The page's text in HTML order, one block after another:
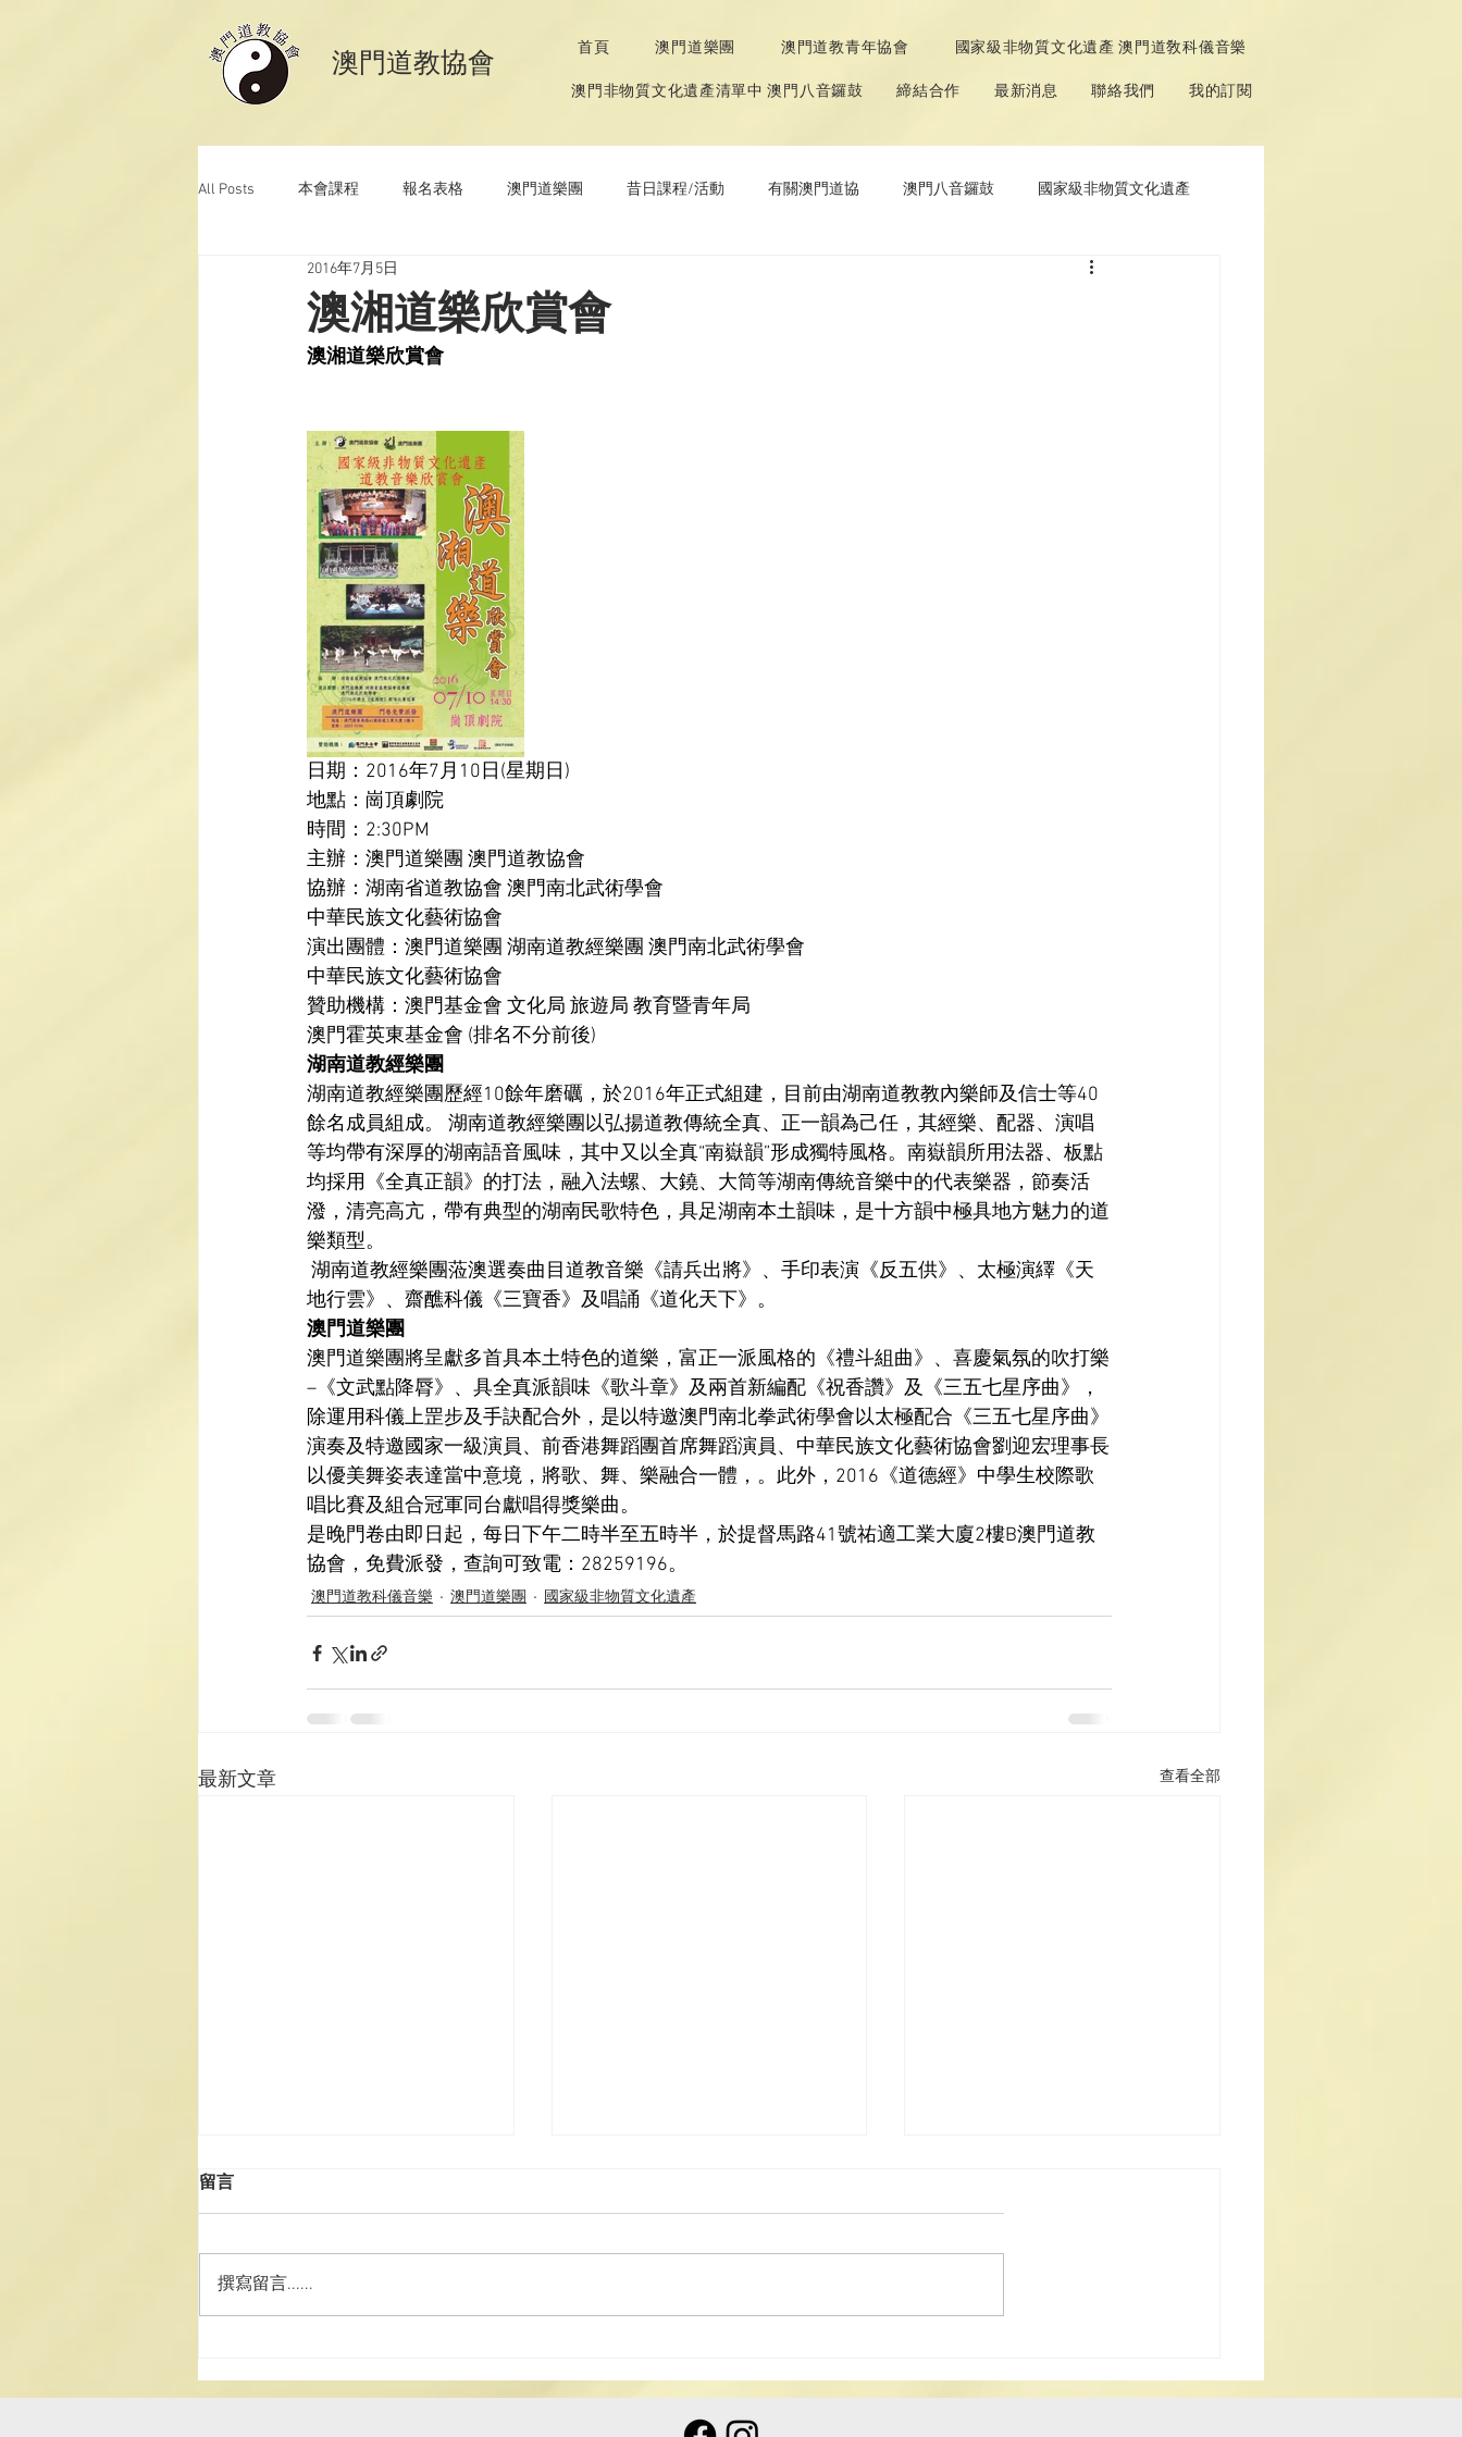
​澳門道教協會 首頁 澳門道樂團 澳門道教青年協會 國家級非物質文化遺產 澳門道敎科儀音樂
澳門非物質文化遺產清單中 澳門八音鑼鼓 締結合作 最新消息 聯絡我們 我的訂閱
All Posts 本會課程 報名表格 澳門道樂團 昔日課程/活動 有關澳門道協 澳門八音鑼鼓 國家級非物質文化遺產
澳門道教科儀音樂
澳湘道樂欣賞會
2016年7月5日
澳湘道樂欣賞會
日期：2016年7月10日(星期日)
地點：崗頂劇院
時間：2:30PM
主辦：澳門道樂團 澳門道教協會
協辦：湖南省道教協會 澳門南北武術學會
中華民族文化藝術協會
演出團體：澳門道樂團 湖南道教經樂團 澳門南北武術學會
中華民族文化藝術協會
贊助機構：澳門基金會 文化局 旅遊局 教育暨青年局
澳門霍英東基金會 (排名不分前後)
湖南道教經樂團
湖南道教經樂團歷經10餘年磨礪，於2016年正式組建，目前由湖南道教教內樂師及信士等40
餘名成員組成。 湖南道教經樂團以弘揚道教傳統全真、正一韻為己任，其經樂、配器、演唱
等均帶有深厚的湖南語音風味，其中又以全真“南嶽韻”形成獨特風格。南嶽韻所用法器、板點
均採用《全真正韻》的打法，融入法螺、大鐃、大筒等湖南傳統音樂中的代表樂器，節奏活
潑，清亮高亢，帶有典型的湖南民歌特色，具足湖南本土韻味，是十方韻中極具地方魅力的道
樂類型。
湖南道教經樂團蒞澳選奏曲目道教音樂《請兵出將》、手印表演《反五供》、太極演繹《天
地行雲》、齋醮科儀《三寶香》及唱誦《道化天下》。
澳門道樂團
澳門道樂團將呈獻多首具本土特色的道樂，富正一派風格的《禮斗組曲》、喜慶氣氛的吹打樂
–《文武點降脣》、具全真派韻味《歌斗章》及兩首新編配《祝香讚》及《三五七星序曲》，
除運用科儀上罡步及手訣配合外，是以特邀澳門南北拳武術學會以太極配合《三五七星序曲》
演奏及特邀國家一級演員、前香港舞蹈團首席舞蹈演員、中華民族文化藝術協會劉迎宏理事長
以優美舞姿表達當中意境，將歌、舞、樂融合一體，。此外，2016《道德經》中學生校際歌
唱比賽及組合冠軍同台獻唱得獎樂曲。
是晚門卷由即日起，每日下午二時半至五時半，於提督馬路41號祐適工業大廈2樓B澳門道教
協會，免費派發，查詢可致電： 28259196。
澳門道教科儀音樂 澳門道樂團 國家級非物質文化遺產
最新文章 查看全部
務交流 厚植文化家國情懷
統文化，配合特區政 […]
比賽揭曉
留言
撰寫留言......